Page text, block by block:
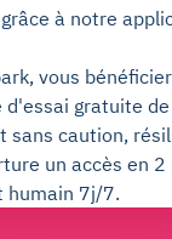
à notre
vous
d'essai gratuite
sans caution,
un accès en 2
humain 7j/7.